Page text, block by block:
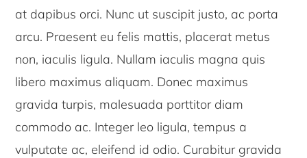
at dapibus orci. Nunc ut suscipit justo, ac porta
arcu. Praesent eu felis mattis, placerat metus
non, iaculis ligula. Nullam iaculis magna quis
libero maximus aliquam. Donec maximus
gravida turpis, malesuada porttitor diam
commodo ac. Integer leo ligula, tempus a
vulputate ac, eleifend id odio. Curabitur gravida